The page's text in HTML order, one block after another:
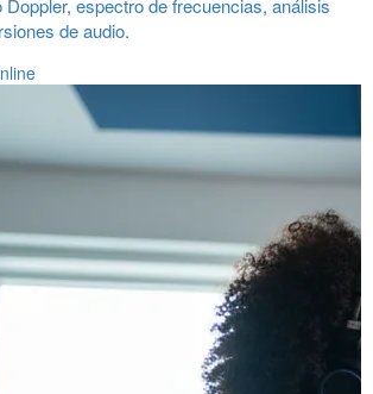
espectro de frecuencias, análisis
de audio.